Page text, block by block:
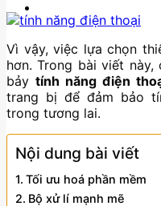
Vì vậy, việc lựa chọn
hơn. Trong bài viết
bảytính năng điện
trang bị để đảm bảo
trong tương lai.
Nội dung bài viết
Tối ưu hoá phần mềm
Bộ xử lí mạnh mẽ